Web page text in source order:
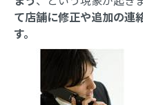
て店舗に修正や追加の連
す。